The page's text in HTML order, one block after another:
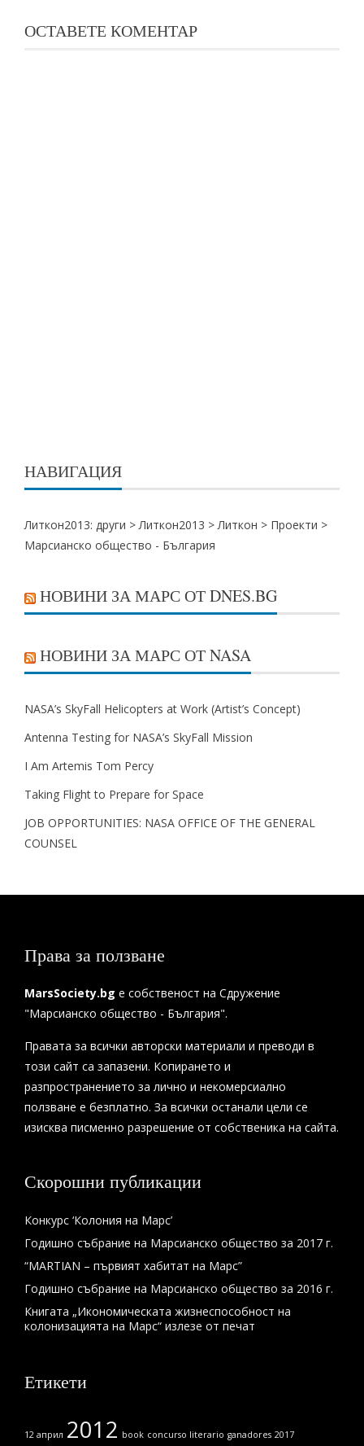
ОСТАВЕТЕ КОМЕНТАР
НАВИГАЦИЯ
Литкон2013: други >Литкон2013 >Литкон > Проекти >
Марсианско общество - България
НОВИНИ ЗА МАРС ОТ DNES.BG
НОВИНИ ЗА МАРС ОТ NASA
NASA’s SkyFall Helicopters at Work (Artist’s Concept)
Antenna Testing for NASA’s SkyFall Mission
I Am Artemis Tom Percy
Taking Flight to Prepare for Space
JOB OPPORTUNITIES: NASA OFFICE OF THE GENERAL
COUNSEL
Права за ползване
MarsSociety.bg е собственост на Сдружение
"Марсианско общество - България".
Правата за всички авторски материали и преводи в
този сайт са запазени. Копирането и
разпространението за лично и некомерсиално
ползване е безплатно. За всички останали цели се
изисква писменно разрешение от собственика на сайта.
Скорошни публикации
Конкурс ‘Колония на Марс’
Годишно събрание на Марсианско общество за 2017 г.
“MARTIAN – първият хабитат на Марс”
Годишно събрание на Марсианско общество за 2016 г.
Книгата „Икономическата жизнеспособност на
колонизацията на Марс“ излезе от печат
Етикети
12 април 2012 book concurso literario ganadores 2017